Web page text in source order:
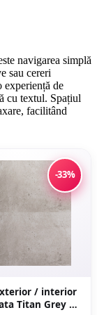
navigarea simplă
sau cereri
experiență de
cu textul. Spațiul
facilitând
-33%
/ interior
Titan Grey 60